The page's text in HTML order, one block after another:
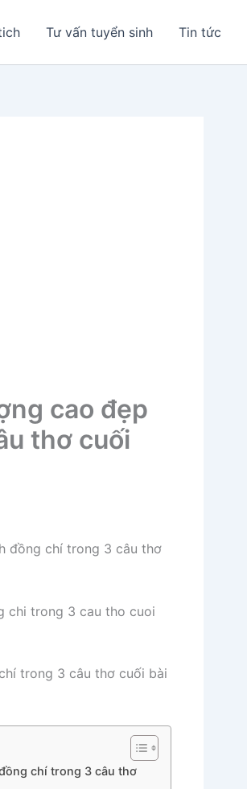
Tư vấn tuyển sinh Tin tức
cao đẹp
thơ cuối
đồng chí trong 3 câu thơ
trong 3 câu thơ cuối bài
chí trong 3 câu thơ